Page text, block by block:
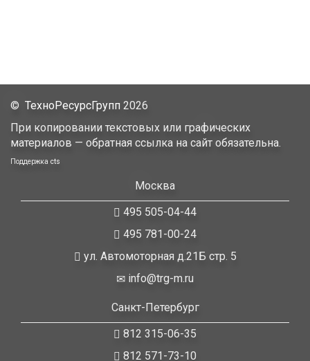
© ТехноРесурсГрупп 2026
При копировании текстовых или графических
материалов — обратная ссылка на сайт обязательна.
Поддержка cts
Москва
495 505-04-44
495 781-00-24
ул. Автомоторная д.21Б стр. 5
info@trg-m.ru
Санкт-Петербург
812 315-06-35
812 571-73-10